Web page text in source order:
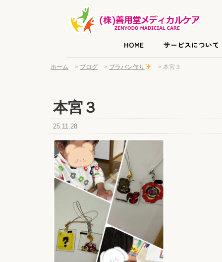
HOME サービスについて
ホーム > ブログ > プラバン作り > 本宮３
本宮３
25.11.28